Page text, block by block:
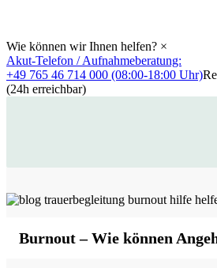
Wie können wir Ihnen helfen? ×
Akut-Telefon / Aufnahmeberatung:
+49 765 46 714 000 (08:00-18:00 Uhr)
(24h erreichbar)
Burnout – Wie können